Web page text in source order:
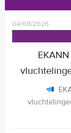
04/08/2026